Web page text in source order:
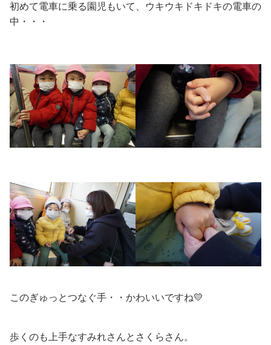
初めて電車に乗る園児もいて、ウキウキドキドキの電車の
中・・・
このぎゅっとつなぐ手・・かわいいですね💛
歩くのも上手なすみれさんとさくらさん。